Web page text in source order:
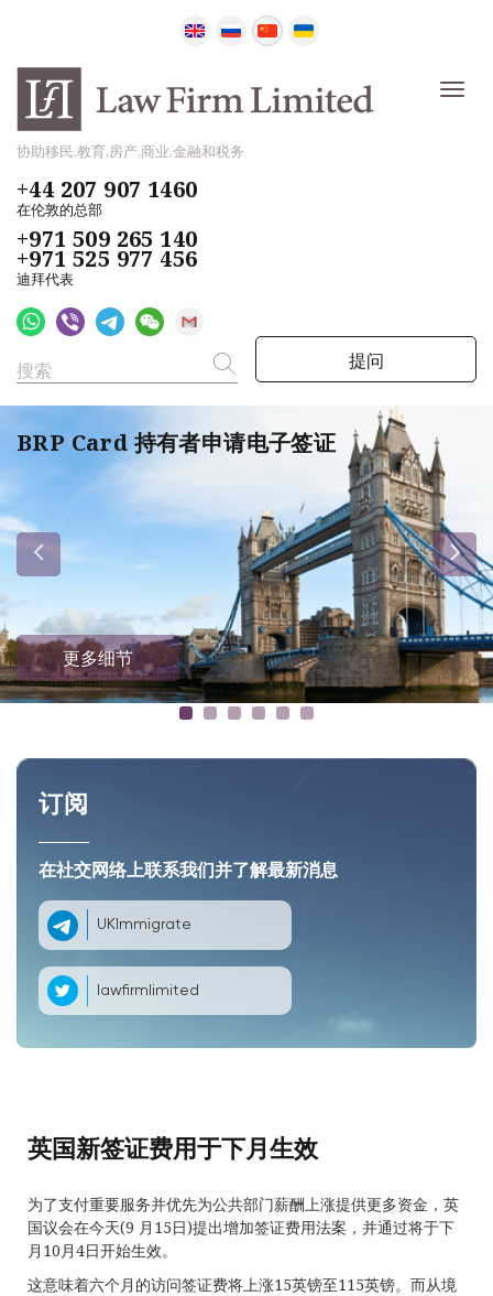
协助移民,教育,房产,商业,金融和税务
+44 207 907 1460
在伦敦的总部
+971 509 265 140
+971 525 977 456
迪拜代表
提问
BRP Card 持有者申请电子签证
更多细节
订阅
在社交网络上联系我们并了解最新消息
UKImmigrate
lawfirmlimited
英国新签证费用于下月生效
为了支付重要服务并优先为公共部门薪酬上涨提供更多资金，英
国议会在今天(9 月15日)提出增加签证费用法案，并通过将于下
月10月4日开始生效。
这意味着六个月的访问签证费将上涨15英镑至115英镑。而从境